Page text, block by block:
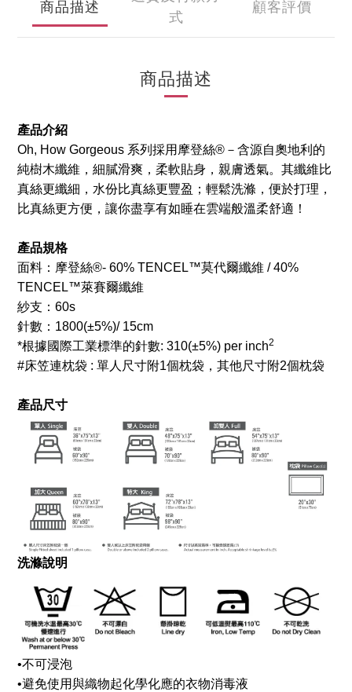
商品描述
式
顧客評價
商品描述
產品介紹
Oh, How Gorgeous 系列採用摩登絲®－含源自奧地利的
純樹木纖維，細膩滑爽，柔軟貼身，親膚透氣。其纖維比
真絲更纖細，水份比真絲更豐盈；輕鬆洗滌，便於打理，
比真絲更方便，讓你盡享有如睡在雲端般溫柔舒適！
產品規格
面料：摩登絲®- 60% TENCEL™莫代爾纖維 / 40%
TENCEL™萊賽爾纖維
紗支：60s
針數： 1800(±5%)/ 15cm
*根據國際工業標準的針數: 310(±5%) per inch2
#床笠連枕袋 : 單人尺寸附1個枕袋，其他尺寸附2個枕袋
產品尺寸
洗滌說明
•不可浸泡
•避免使用與織物起化學化應的衣物消毒液